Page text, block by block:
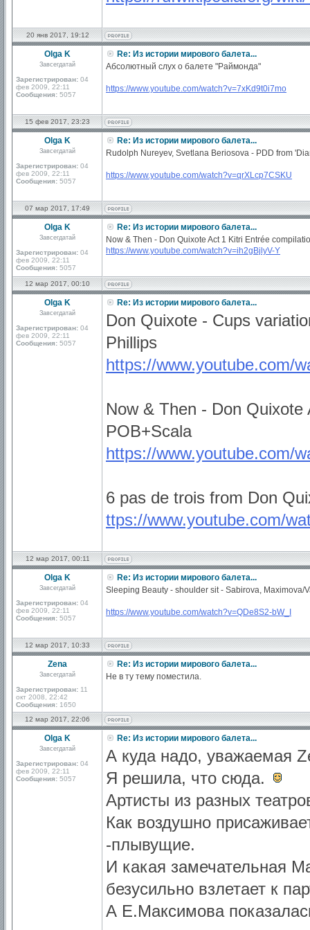
20 янв 2017, 19:12
Olga K
Завсегдатай
Зарегистрирован: 04
фев 2009, 22:11
Сообщения: 5057
Re: Из истории мирового балета...
Абсолютный слух о балете "Раймонда"
https://www.youtube.com/watch?v=7xKd9t0i7mo
15 фев 2017, 23:23
Olga K
Завсегдатай
Зарегистрирован: 04
фев 2009, 22:11
Сообщения: 5057
Re: Из истории мирового балета...
Rudolph Nureyev, Svetlana Beriosova - PDD from
https://www.youtube.com/watch?v=qrXLcp7CSKU
07 мар 2017, 17:49
Olga K
Завсегдатай
Зарегистрирован: 04
фев 2009, 22:11
Сообщения: 5057
Re: Из истории мирового балета...
Now & Then - Don Quixote Act 1 Kitri Entrée
https://www.youtube.com/watch?v=ih2gBjlyV-Y
12 мар 2017, 00:10
Olga K
Завсегдатай
Зарегистрирован: 04
фев 2009, 22:11
Сообщения: 5057
Re: Из истории мирового балета...
Don Quixote - Cups
Phillips
https://www.youtube.com/
Now & Then - Don
POB+Scala
https://www.youtube.com/
6 pas de trois from Don
ttps://www.youtube.com/
12 мар 2017, 00:11
Olga K
Завсегдатай
Зарегистрирован: 04
фев 2009, 22:11
Сообщения: 5057
Re: Из истории мирового балета...
Sleeping Beauty - shoulder sit - Sabirova, Maximova/
https://www.youtube.com/watch?v=QDe8S2-bW_I
12 мар 2017, 10:33
Zena
Завсегдатай
Зарегистрирован: 11
окт 2008, 22:42
Сообщения: 1650
Re: Из истории мирового балета...
Не в ту тему поместила.
12 мар 2017, 22:06
Olga K
Завсегдатай
Зарегистрирован: 04
фев 2009, 22:11
Сообщения: 5057
Re: Из истории мирового балета...
А куда надо, уважаемая
Я решила, что сюда.
Артисты из разных
Как воздушно
-плывущие.
И какая замечательная
безусильно взлетает к
А Е.Максимова